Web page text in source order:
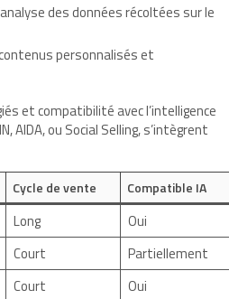
des données récoltées sur le
personnalisés et
et compatibilité avec l’intelligence
ou Social Selling, s’intègrent
Cycle de vente Compatible IA
Long
Oui
Court
Partiellement
Court
Oui